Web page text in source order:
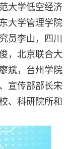
大学低空经济
大学管理学院
员李山，四川
，北京联合大
斌，台州学院
宣传部部长宋
、科研院所和